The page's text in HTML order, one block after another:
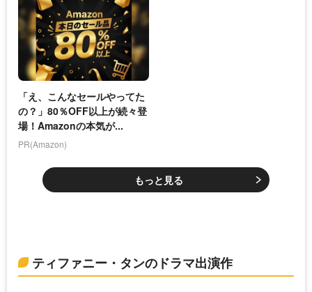
「え、こんなセールやってた
の？」80％OFF以上が続々登
場！Amazonの本気が...
PR(Amazon)
もっと見る
ティファニー・タンのドラマ出演作